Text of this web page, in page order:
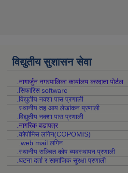
विद्युतीय सुशासन सेवा
.नागार्जुन नगरपालिका कार्यालय करदाता पोर्टल
.सिफारिस software
.विद्युतीय नक्शा पास प्रणाली
.स्थानीय तह आय लेखांकन प्रणाली
.विद्युतीय नक्शा पास प्रणाली
.नागरिक वडापत्र
.कोपोमिस लगिन(COPOMIS)
.web mail लगिन
.स्थानीय सञ्चित कोष ब्यवस्थापन प्रणाली
.घटना दर्ता र सामाजिक सुरक्षा प्रणाली